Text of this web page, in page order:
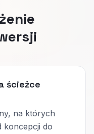
ścieżce
na których
koncepcji do